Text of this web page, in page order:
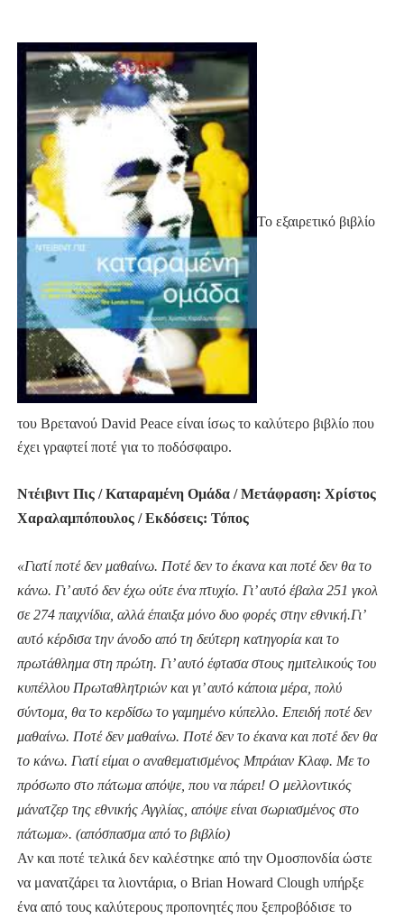
Το εξαιρετικό βιβλίο
του Βρετανού David Peace είναι ίσως το καλύτερο βιβλίο που
έχει γραφτεί ποτέ για το ποδόσφαιρο.
Ντέιβιντ Πις / Καταραμένη Ομάδα / Μετάφραση: Χρίστος
Χαραλαμπόπουλος / Εκδόσεις: Τόπος
«Γιατί ποτέ δεν μαθαίνω. Ποτέ δεν το έκανα και ποτέ δεν θα το
κάνω. Γι’ αυτό δεν έχω ούτε ένα πτυχίο. Γι’ αυτό έβαλα 251 γκολ
σε 274 παιχνίδια, αλλά έπαιξα μόνο δυο φορές στην εθνική.Γι’
αυτό κέρδισα την άνοδο από τη δεύτερη κατηγορία και το
πρωτάθλημα στη πρώτη. Γι’ αυτό έφτασα στους ημιτελικούς του
κυπέλλου Πρωταθλητριών και γι’ αυτό κάποια μέρα, πολύ
σύντομα, θα το κερδίσω το γαμημένο κύπελλο. Επειδή ποτέ δεν
μαθαίνω. Ποτέ δεν μαθαίνω. Ποτέ δεν το έκανα και ποτέ δεν θα
το κάνω. Γιατί είμαι ο αναθεματισμένος Μπράιαν Κλαφ. Με το
πρόσωπο στο πάτωμα απόψε, που να πάρει! Ο μελλοντικός
μάνατζερ της εθνικής Αγγλίας, απόψε είναι σωριασμένος στο
πάτωμα». (απόσπασμα από το βιβλίο)
Αν και ποτέ τελικά δεν καλέστηκε από την Ομοσπονδία ώστε
να μανατζάρει τα λιοντάρια, ο Brian Howard Clough υπήρξε
ένα από τους καλύτερους προπονητές που ξεπροβόδισε το